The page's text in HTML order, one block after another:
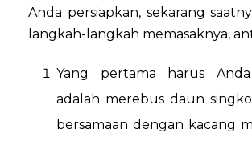
Anda persiapkan, sekarang
langkah-langkah memasaknya,
Yang pertama harus
adalah merebus daun
bersamaan dengan kacang